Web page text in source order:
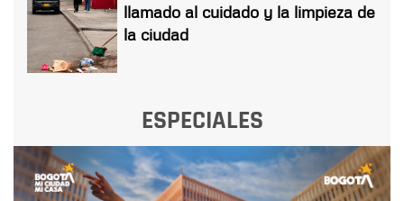
llamado al cuidado y la limpieza de
la ciudad
ESPECIALES